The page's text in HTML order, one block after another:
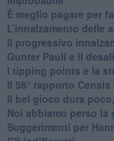
È meglio pagare per
​L’innalzamento delle
​Il progressivo
​Gunter Pauli e il
I tipping points e la
​Il 58° rapporto
​Il bel gioco dura
Noi abbiamo perso la
Suggerimenti per